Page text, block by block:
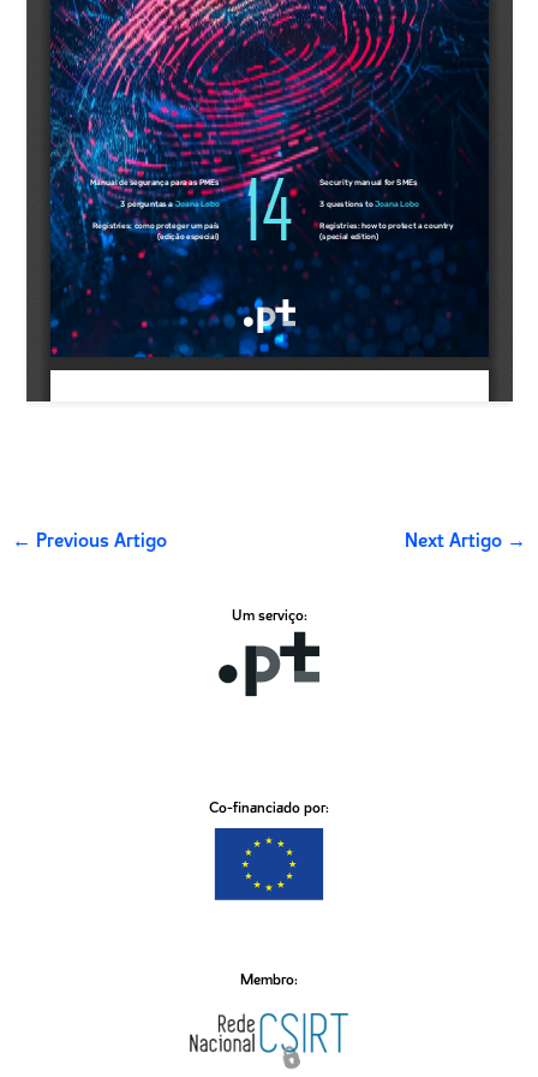
← Previous Artigo Next Artigo →
Um serviço:
Co-financiado por:
Membro: